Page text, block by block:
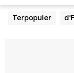
Terpopuler